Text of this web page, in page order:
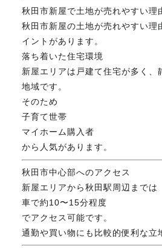
秋田市新屋で土地が売れやすい理
秋田市新屋の土地が売れやすい理
イントがあります。
落ち着いた住宅環境
新屋エリアは戸建て住宅が多く、
地域です。
そのため
子育て世帯
マイホーム購入者
から人気があります。
秋田市中心部へのアクセス
新屋エリアから秋田駅周辺までは
車で約10〜15分程度
でアクセス可能です。
通勤や買い物にも比較的便利な立